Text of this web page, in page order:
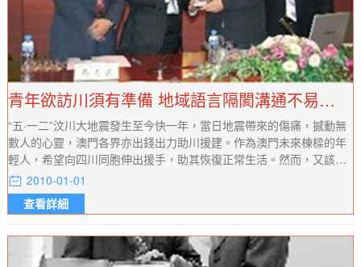
青年欲訪川須有準備 地域語言隔閡溝通不易勿貿然而行
“五·一二”汶川大地震發生至今快一年，當日地震帶來的傷痛，撼動無
數人的心靈，澳門各界亦出錢出力助川援建。作為澳門未來棟樑的年
輕人，希望向四川同胞伸出援手，助其恢復正常生活。然而，又該從
何入手，才能讓災區同胞切實感受來自遠方的關愛之情？
2010-01-01
查看詳細